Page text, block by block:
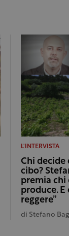
L'INTERVISTA
Chi decide
cibo?
premia chi
produce. E
reggere”
di Stefano